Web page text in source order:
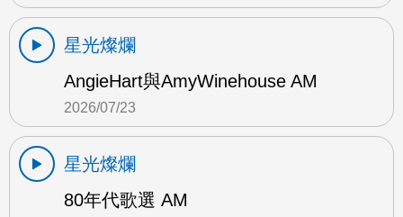
星光燦爛
AngieHart與AmyWinehouse AM
2026/07/23
星光燦爛
80年代歌選 AM